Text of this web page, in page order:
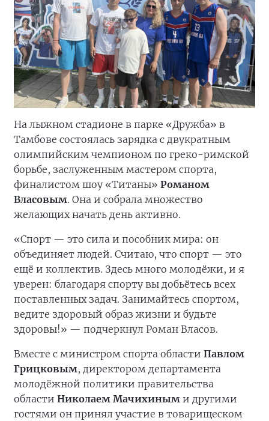
На лыжном стадионе в парке «Дружба» в
Тамбове состоялась зарядка с двукратным
олимпийским чемпионом по греко-римской
борьбе, заслуженным мастером спорта,
финалистом шоу «Титаны» Романом
Власовым. Она и собрала множество
желающих начать день активно.
«Спорт — это сила и пособник мира: он
объединяет людей. Считаю, что спорт — это
ещё и коллектив. Здесь много молодёжи, и я
уверен: благодаря спорту вы добьётесь всех
поставленных задач. Занимайтесь спортом,
ведите здоровый образ жизни и будьте
здоровы!» — подчеркнул Роман Власов.
Вместе с министром спорта области Павлом
Грицковым, директором департамента
молодёжной политики правительства
области Николаем Мачихиным и другими
гостями он принял участие в товарищеском